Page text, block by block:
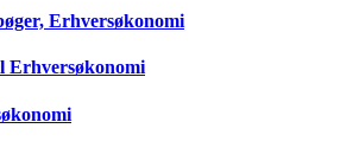
Erhversøkonomi
Erhversøkonomi